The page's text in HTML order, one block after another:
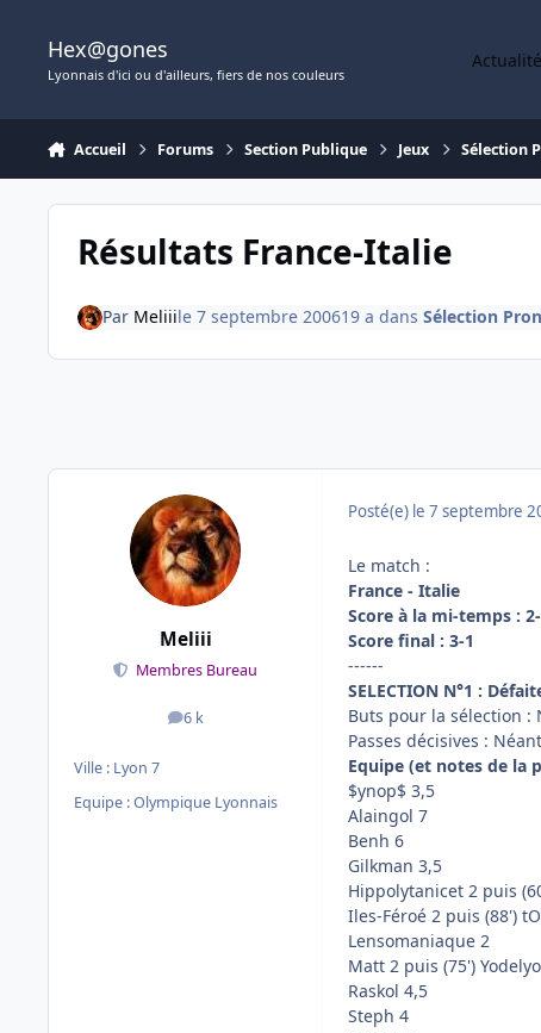
Hex@gones
Lyonnais d'ici ou d'ailleurs, fiers de nos couleurs
Accueil Forums Section Publique Jeux Sélection
Résultats France-Italie
Par Meliiile 7 septembre 200619 a dans Sélection
Meliii
Membres Bureau
6 k
messages
Ville : Lyon 7
Equipe : Olympique Lyonnais
Posté(e) le 7 septembre
Le match :
France - Italie
Score à la mi-temps :
Score final : 3-1
------
SELECTION N°1 :
Buts pour la sélection :
Passes décisives : Néant
Equipe (et notes de la
$ynop$ 3,5
Alaingol 7
Benh 6
Gilkman 3,5
Hippolytanicet 2 puis
Iles-Féroé 2 puis (88')
Lensomaniaque 2
Matt 2 puis (75')
Raskol 4,5
Steph 4